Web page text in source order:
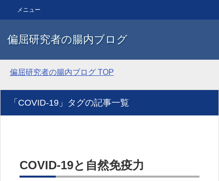
偏屈研究者の腸内ブログ
メニュー
偏屈研究者の腸内ブログ TOP
「COVID-19」タグの記事一覧
COVID-19と自然免疫力